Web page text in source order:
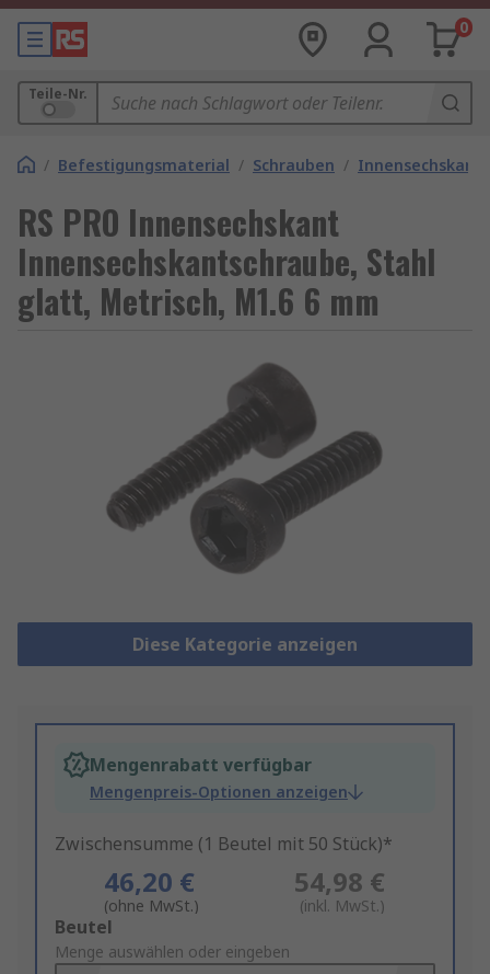
0
Teile-Nr.
/ Befestigungsmaterial / Schrauben /
RS PRO Innensechskant
Innensechskantschraube, Stahl
glatt, Metrisch, M1.6 6 mm
Diese Kategorie anzeigen
Mengenrabatt verfügbar
Mengenpreis-Optionen anzeigen
Zwischensumme (1 Beutel mit 50 Stück)*
46,20 €
(ohne MwSt.)
54,98 €
(inkl. MwSt.)
Add
to
Beutel
Menge auswählen oder eingeben